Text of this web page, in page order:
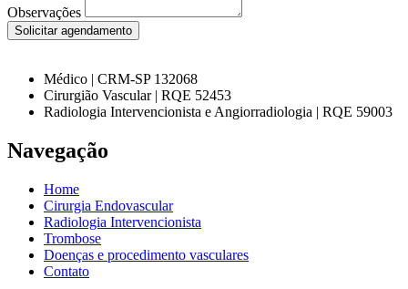
Observações
Solicitar agendamento
Médico | CRM-SP 132068
Cirurgião Vascular | RQE 52453
Radiologia Intervencionista e Angiorradiologia | RQE 59003
Navegação
Home
Cirurgia Endovascular
Radiologia Intervencionista
Trombose
Doenças e procedimento vasculares
Contato